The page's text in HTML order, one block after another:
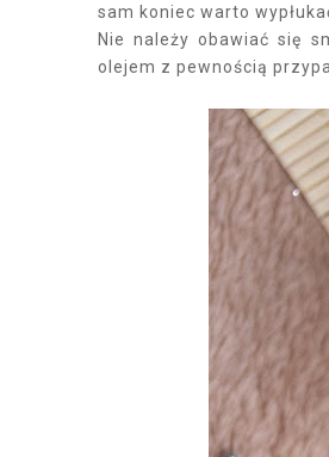
sam koniec warto
Nie należy obawiać się
olejem z pewnością